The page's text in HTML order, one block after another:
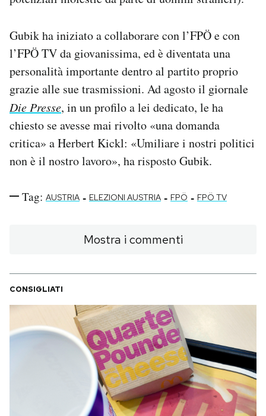
Gubik ha iniziato a collaborare con l’FPÖ e con
l’FPÖ TV da giovanissima, ed è diventata una
personalità importante dentro al partito proprio
grazie alle sue trasmissioni. Ad agosto il giornale
Die Presse, in un profilo a lei dedicato, le ha
chiesto se avesse mai rivolto «una domanda
critica» a Herbert Kickl: «Umiliare i nostri politici
non è il nostro lavoro», ha risposto Gubik.
Tag: AUSTRIA - ELEZIONI AUSTRIA - FPÖ - FPÖ TV
Mostra i commenti
CONSIGLIATI